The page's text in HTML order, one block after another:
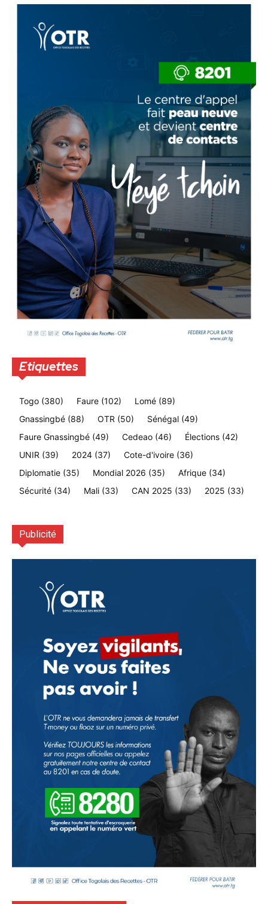
Etiquettes
Togo (380) Faure (102) Lomé (89)
Gnassingbé (88) OTR (50) Sénégal (49)
Faure Gnassingbé (49) Cedeao (46) Élections (42)
UNIR (39) 2024 (37) Cote-d'ivoire (36)
Diplomatie (35) Mondial 2026 (35) Afrique (34)
Sécurité (34) Mali (33) CAN 2025 (33) 2025 (33)
Publicité